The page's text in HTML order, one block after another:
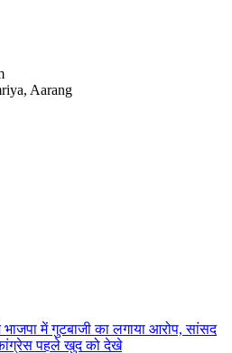
Aarang
में गुटबाजी का लगाया आरोप, सांसद
पहले खुद को देखे